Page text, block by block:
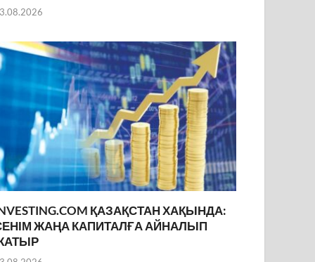
ҚАЗАҚСТАН ХАҚЫНДА:
ЖАҢА КАПИТАЛҒА АЙНАЛЫП